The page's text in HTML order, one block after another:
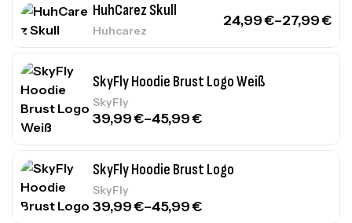
HuhCarez Skull
Huhcarez
24,99€–27,99€
SkyFly Hoodie Brust Logo Weiß
SkyFly
39,99€–45,99€
SkyFly Hoodie Brust Logo
SkyFly
39,99€–45,99€